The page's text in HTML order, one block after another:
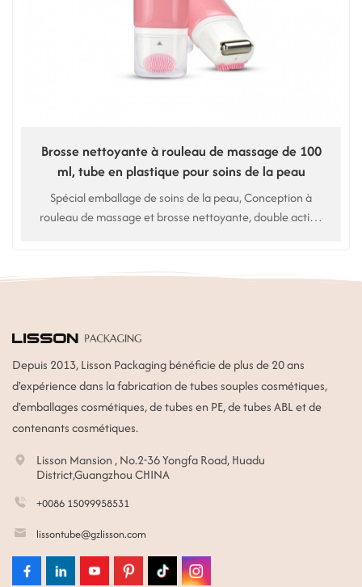
Brosse nettoyante à rouleau de massage de 100
ml, tube en plastique pour soins de la peau
Spécial emballage de soins de la peau, Conception à
rouleau de massage et brosse nettoyante, double action
Depuis 2013, Lisson Packaging bénéficie de plus de 20 ans
d'expérience dans la fabrication de tubes souples cosmétiques,
d'emballages cosmétiques, de tubes en PE, de tubes ABL et de
contenants cosmétiques.
Lisson Mansion , No.2-36 Yongfa Road, Huadu
District,Guangzhou CHINA
+0086 15099958531
lissontube@gzlisson.com